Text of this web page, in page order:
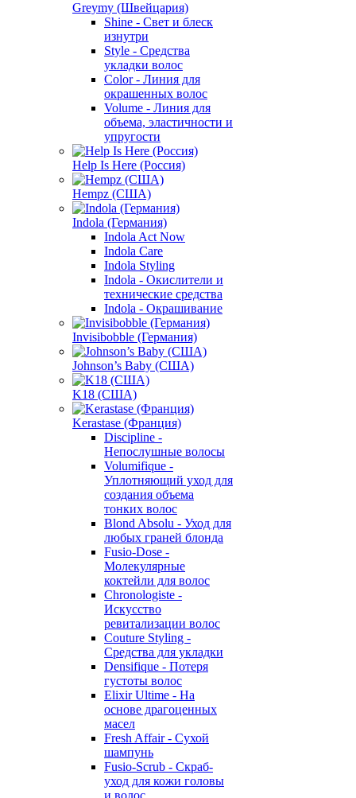
Greymy (Швейцария)
Shine - Свет и блеск
изнутри
Style - Средства
укладки волос
Color - Линия для
окрашенных волос
Volume - Линия для
объема, эластичности и
упругости
Help Is Here (Россия)
Hempz (США)
Indola (Германия)
Indola Act Now
Indola Care
Indola Styling
Indola - Окислители и
технические средства
Indola - Окрашивание
Invisibobble (Германия)
Johnson’s Baby (США)
K18 (США)
Kerastase (Франция)
Discipline -
Непослушные волосы
Volumifique -
Уплотняющий уход для
создания объема
тонких волос
Blond Absolu - Уход для
любых граней блонда
Fusio-Dose -
Молекулярные
коктейли для волос
Chronologiste -
Искусство
ревитализации волос
Couture Styling -
Средства для укладки
Densifique - Потеря
густоты волос
Elixir Ultime - На
основе драгоценных
масел
Fresh Affair - Сухой
шампунь
Fusio-Scrub - Скраб-
уход для кожи головы
и волос